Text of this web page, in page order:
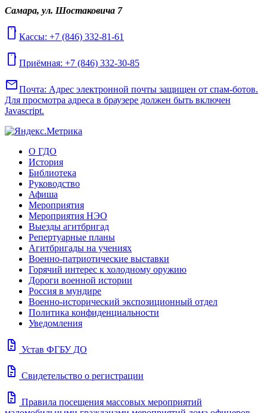
Самара, ул. Шостаковича 7
mobile Кассы: +7 (846) 332-81-61
mobile Приёмная: +7 (846) 332-30-85
mailПочта: Адрес электронной почты защищен от спам-ботов.
Для просмотра адреса в браузере должен быть включен
Javascript.
О ГДО
История
Библиотека
Руководство
Афиша
Мероприятия
Мероприятия НЭО
Выезды агитбригад
Репертуарные планы
Агитбригады на учениях
Военно-патриотические выставки
Горячий интерес к холодному оружию
Дороги военной истории
Россия в мундире
Военно-исторический экспозиционный отдел
Политика конфиденциальности
Уведомления
docs Устав ФГБУ ДО
docs Свидетельство о регистрации
docs Правила посещения массовых мероприятий